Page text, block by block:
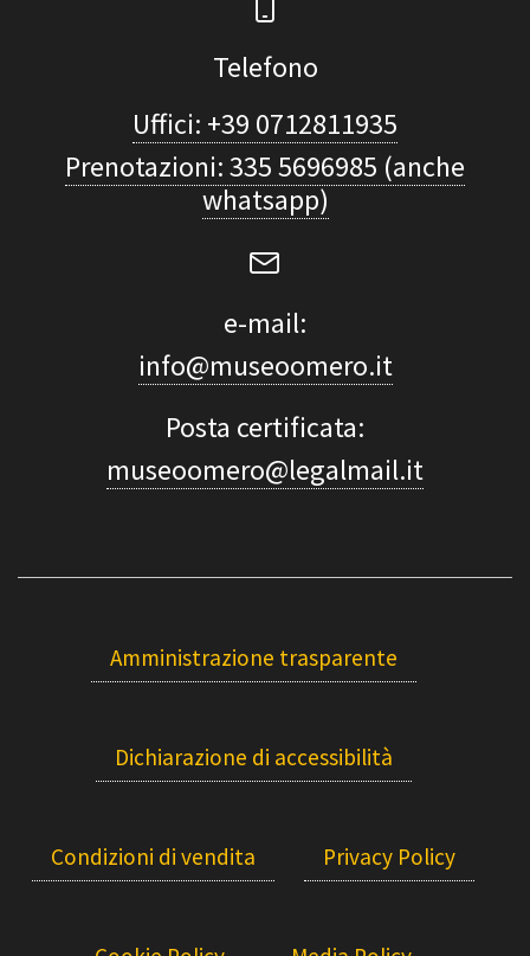
Telefono
Uffici: +39 0712811935
Prenotazioni: 335 5696985 (anche
whatsapp)
e-mail:
info@museoomero.it
Posta certificata:
museoomero@legalmail.it
Amministrazione trasparente
Dichiarazione di accessibilità
Condizioni di vendita Privacy Policy